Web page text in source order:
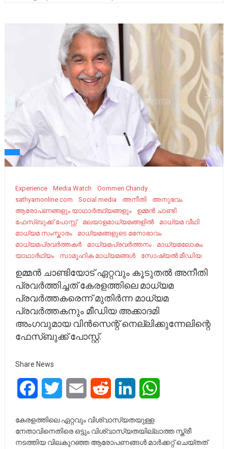
Experience Media Watch
Oommen Chandy
sathyamonline.com
Social media അനീതി
അനുഭവം
ആരോപണങ്ങളും യാഥാർത്ഥ്യങ്ങളും
ഉമ്മൻ ചാണ്ടി
ഫേസ്ബുക്ക് പോസ്റ്റ്
മലയാളമാധ്യമങ്ങളിൽ
മാധ്യമ വീഥി
മാധ്യമ സംസ്കാരം
മാധ്യമങ്ങളുടെ മനോഭാവം
മാധ്യമപ്രവർത്തകർ
മാധ്യമപ്രവർത്തനം
മാധ്യമലോകം
യാഥാർഥ്യം
സാമൂഹിക മാധ്യമങ്ങൾ സോഷ്യൽ മീഡിയ
ഉമ്മൻ ചാണ്ടിയോട് ഏറ്റവും കൂടുതൽ അനീതി
പ്രവർത്തിച്ചത് കേരളത്തിലെ മാധ്യമ
പ്രവർത്തകരെന്ന് മുതിർന്ന മാധ്യമ
പ്രവർത്തകനും മീഡിയ അക്കാദമി
അംഗവുമായ വിൻസെന്റ് നെല്ലിക്കുന്നേലിന്റെ
ഫേസ്‌ബുക്ക് പോസ്റ്റ്.
Share News
FacebookTwitter Email Reddit LinkedIn
കേരളത്തിലെ ഏറ്റവും വിശ്വാസ്യതയുള്ള
നേതാവിനെതിരെ ഒട്ടും വിശ്വാസ്യതയില്ലാത്ത സ്ത്രീ
നടത്തിയ വിലകുറഞ്ഞ ആരോപണങ്ങൾ മാർക്കറ്റ് ചെയ്തത്